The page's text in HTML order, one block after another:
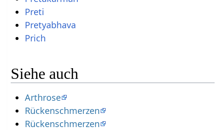
Preti
Pretyabhava
Prich
Siehe auch
Arthrose
Rückenschmerzen
Rückenschmerzen